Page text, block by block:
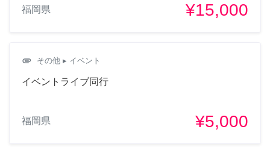
福岡県 ¥15,000
attachment その他 ▸ イベント
イベントライブ同行
福岡県 ¥5,000